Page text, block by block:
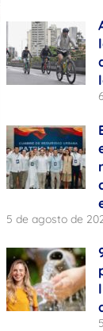
5 de agosto de